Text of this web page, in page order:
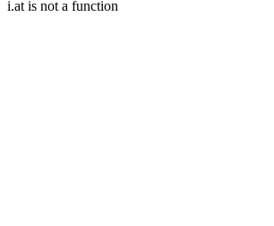
i.at is not a function